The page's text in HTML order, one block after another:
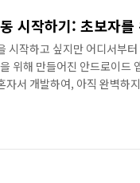
시작하기: 초보자를
시작하고 싶지만 어디서부
위해 만들어진 안드로이드
자서 개발하여, 아직 완벽하
만들어갈 수 있는지 소개
하면 돼요:운동 부위: 상체